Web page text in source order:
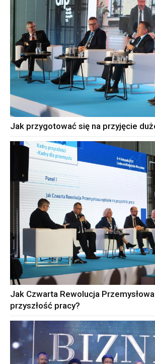
Jak przygotować się na przyjęcie
Jak Czwarta Rewolucja
przyszłość pracy?